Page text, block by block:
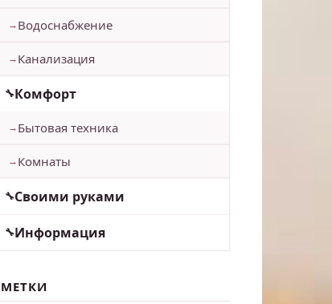
Водоснабжение
Канализация
Комфорт
Бытовая техника
Комнаты
Своими руками
Информация
МЕТКИ